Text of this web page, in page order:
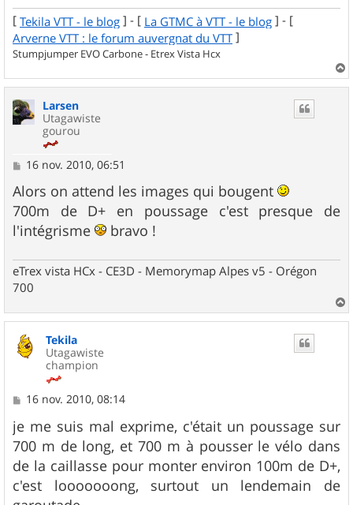
[ Tekila VTT - le blog ] - [ La GTMC à VTT - le blog ] - [
Arverne VTT : le forum auvergnat du VTT ]
Stumpjumper EVO Carbone - Etrex Vista Hcx
a
Larsen
Utagawiste
gourou
M
s
s
a
g
e
16 nov. 2010, 06:51
Alors on attend les images qui bougent
700m de D+ en poussage c'est presque de
l'intégrisme
bravo !
eTrex vista HCx - CE3D - Memorymap Alpes v5 - Orégon
700
a
Tekila
Utagawiste
champion
M
s
s
a
g
e
16 nov. 2010, 08:14
je me suis mal exprime, c'était un poussage sur
700 m de long, et 700 m à pousser le vélo dans
de la caillasse pour monter environ 100m de D+,
c'est looooooong, surtout un lendemain de